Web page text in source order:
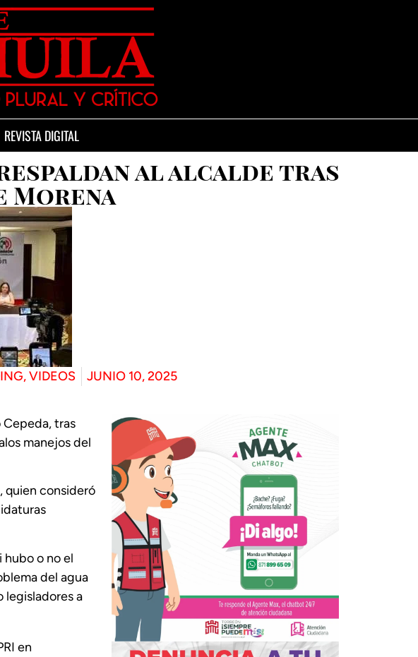
REVISTA DIGITAL
al alcalde tras
Morena
,VIDEOS JUNIO 10, 2025
Cepeda, tras
manejos del
quien consideró
hubo o no el
del agua
legisladores a
en